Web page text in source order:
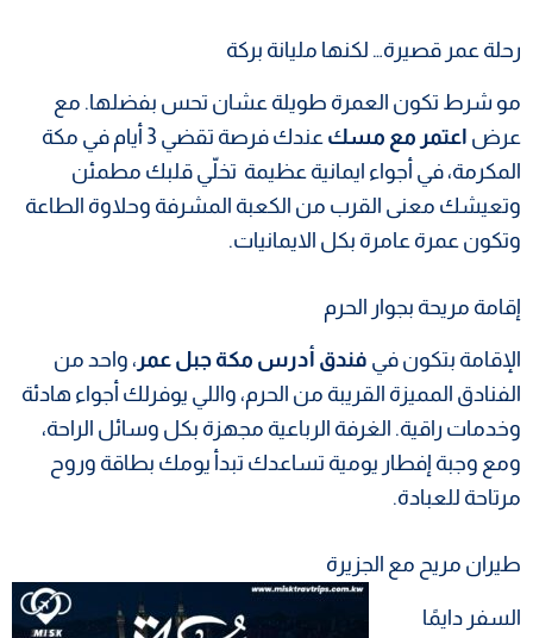
رحلة عمر قصيرة… لكنها مليانة بركة
مو شرط تكون العمرة طويلة عشان تحس بفضلها. مع
عرض اعتمر مع مسك
عندك فرصة تقضي 3 أيام في مكة
المكرمة، في أجواء ايمانية عظيمة تخلّي قلبك مطمئن
وتعيشك معنى القرب من الكعبة المشرفة وحلاوة الطاعة
وتكون عمرة عامرة بكل الايمانيات.
إقامة مريحة بجوار الحرم
الإقامة بتكون في فندق أدرس مكة جبل عمر ، واحد من
الفنادق المميزة القريبة من الحرم، واللي يوفرلك أجواء هادئة
وخدمات راقية. الغرفة الرباعية مجهزة بكل وسائل الراحة،
ومع وجبة إفطار يومية تساعدك تبدأ يومك بطاقة وروح
مرتاحة للعبادة.
طيران مريح مع الجزيرة
السفر دايمًا